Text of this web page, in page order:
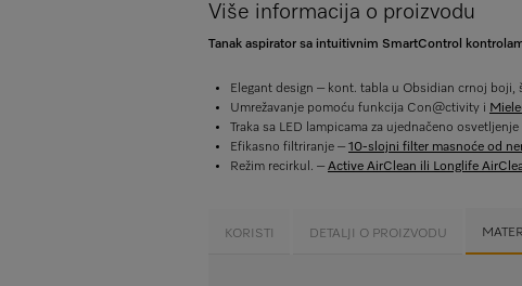
Više informacija o proizvodu
Tanak aspirator sa intuitivnim SmartControl
Elegant design – kont. tabla u Obsidian crnoj boji,
Umrežavanje pomoću funkcija Con@ctivity i
Traka sa LED lampicama za ujednačeno osvetljenje
Efikasno filtriranje – 10-slojni filter masnoće od
Režim recirkul. – Active AirClean ili Longlife
KORISTI DETALJI O PROIZVODU